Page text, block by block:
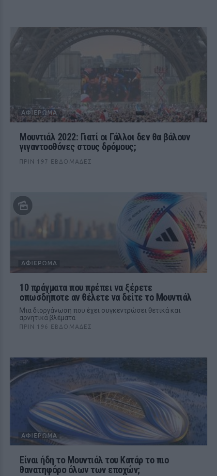
ΑΦΙΈΡΩΜΑ
Μουντιάλ 2022: Γιατί οι Γάλλοι δεν θα βάλουν
γιγαντοοθόνες στους δρόμους;
ΠΡΙΝ 197 ΕΒΔΟΜΆΔΕΣ
ΑΦΙΈΡΩΜΑ
10 πράγματα που πρέπει να ξέρετε
οπωσδήποτε αν θέλετε να δείτε το Μουντιάλ
Μια διοργάνωση που έχει συγκεντρώσει θετικά και
αρνητικά βλέματα
ΠΡΙΝ 196 ΕΒΔΟΜΆΔΕΣ
ΑΦΙΈΡΩΜΑ
Είναι ήδη το Μουντιάλ του Κατάρ το πιο
θανατηφόρο όλων των εποχών;